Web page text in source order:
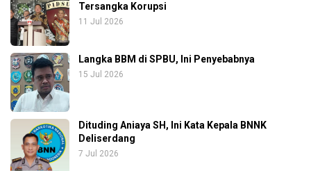
Tersangka Korupsi
11 Jul 2026
Langka BBM di SPBU, Ini Penyebabnya
15 Jul 2026
Dituding Aniaya SH, Ini Kata Kepala BNNK
Deliserdang
7 Jul 2026